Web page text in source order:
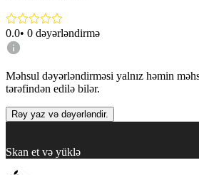
0.0• 0 dəyərləndirmə
Məhsul dəyərləndirməsi yalnız həmin
tərəfindən edilə bilər.
Rəy yaz və dəyərləndir.
Skan et və yüklə